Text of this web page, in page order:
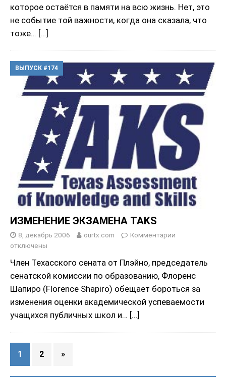
которое остаётся в памяти на всю жизнь. Нет, это
не событие той важности, когда она сказала, что
тоже… […]
ВЫПУСК #174
ИЗМЕНЕНИЕ ЭКЗАМЕНА TAKS
8, декабрь 2006 ourtx.com
Комментарии
отключены
Член Техасского сената от Плэйно, председатель
сенатской комиссии по образованию, Флоренс
Шапиро (Florence Shapiro) обещает бороться за
изменения оценки академической успеваемости
учащихся публичных школ и… […]
1 2 »